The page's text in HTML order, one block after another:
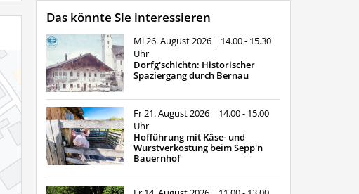
Das könnte Sie interessieren
Mi 26. August 2026 | 14.00 - 15.30
Uhr
Dorfg'schichtn: Historischer
Spaziergang durch Bernau
Fr 21. August 2026 | 14.00 - 15.00
Uhr
Hofführung mit Käse- und
Wurstverkostung beim Sepp'n
Bauernhof